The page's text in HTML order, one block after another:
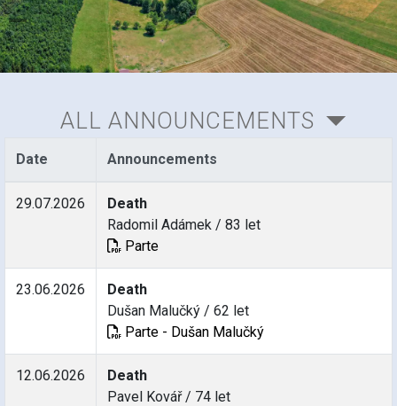
ALL ANNOUNCEMENTS
Date Announcements
29.07.2026
Death
Radomil Adámek / 83 let
Parte
23.06.2026
Death
Dušan Malučký / 62 let
Parte - Dušan Malučký
12.06.2026
Death
Pavel Kovář / 74 let